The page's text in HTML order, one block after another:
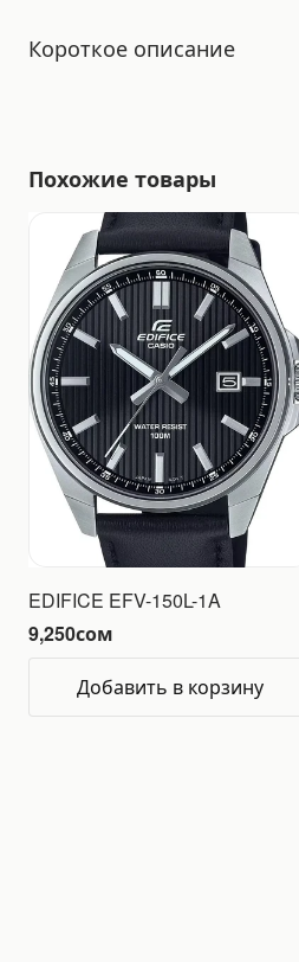
Короткое описание
Похожие товары
EDIFICE EFV-150L-1A
9,250сом
Добавить в корзину